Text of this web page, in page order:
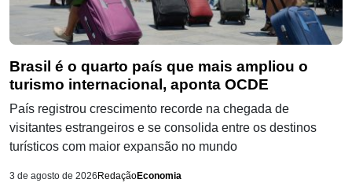
Brasil é o quarto país que mais ampliou o
turismo internacional, aponta OCDE
País registrou crescimento recorde na chegada de
visitantes estrangeiros e se consolida entre os destinos
turísticos com maior expansão no mundo
3 de agosto de 2026 RedaçãoEconomia